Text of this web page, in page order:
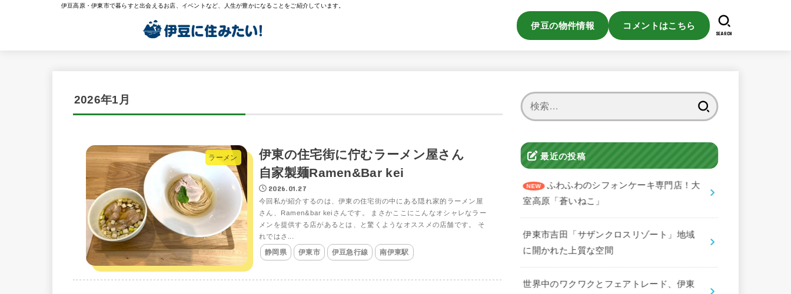
伊豆高原・伊東市で暮らすと出会えるお店、イベントなど、人生が豊かになることをご紹介しています。
伊豆の物件情報 コメントはこちら
SEARCH
2026年1月
ラーメン
伊東の住宅街に佇むラーメン屋さん
自家製麺Ramen&Bar kei
2026.01.27
今回私が紹介するのは、伊東の住宅街の中にある隠れ家的ラーメン屋
さん、Ramen&bar keiさんです。 まさかここにこんなオシャレなラー
メンを提供する店があるとは、と驚くようなオススメの店舗です。 そ
れではさ...
静岡県 伊東市 伊豆急行線 南伊東駅
最近の投稿
ふわふわのシフォンケーキ専門店！大
室高原「蒼いねこ」
伊東市吉田「サザンクロスリゾート」地域
に開かれた上質な空間
世界中のワクワクとフェアトレード、伊東